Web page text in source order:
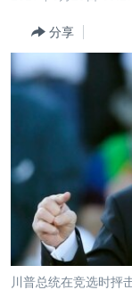
转
港澳
国际
最新国际新闻
印太
欧洲
非洲
美洲
全球议题
分类新闻
经济·金融·贸易
人权·法律·宗教
科教·文娱·体健
军事
劳工
环境
美中关系
白宫要闻
国会报道
美中关系
美国建国250周年
VOA视频
VOA今日焦点
中文广播
关注我们
分享
川普总统在竞选时抨